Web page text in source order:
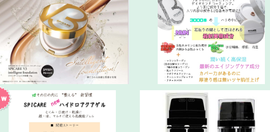
V3／season4／インテリジェントフ
ァンデーション
¥9,000
最新シーズン3 V3ファンデーション本
体込み★
¥8,800